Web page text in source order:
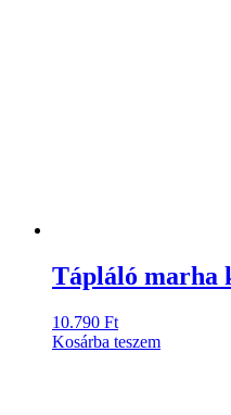
Tápláló marha
10.790 Ft
Kosárba teszem